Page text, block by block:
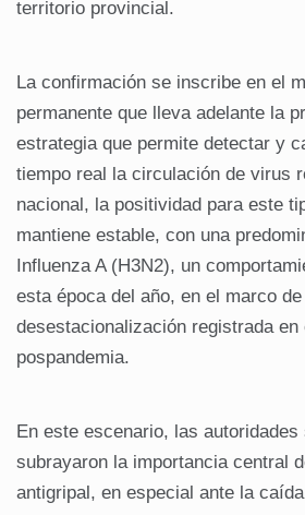
territorio provincial.
La confirmación se inscribe en el
permanente que lleva adelante la
estrategia que permite detectar y
tiempo real la circulación de virus
nacional, la positividad para este
mantiene estable, con una
Influenza A (H3N2), un
esta época del año, en el marco
desestacionalización registrada en
pospandemia.
En este escenario, las autoridades
subrayaron la importancia central
antigripal, en especial ante la